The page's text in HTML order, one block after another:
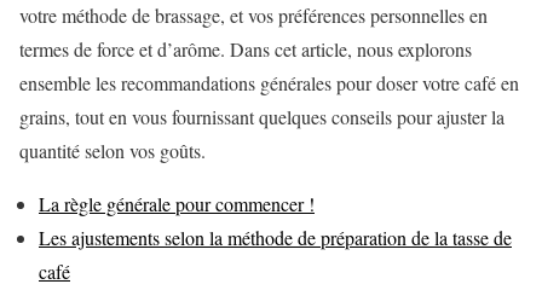
votre méthode de brassage, et vos préférences personnelles en
termes de force et d’arôme. Dans cet article, nous explorons
ensemble les recommandations générales pour doser votre café en
grains, tout en vous fournissant quelques conseils pour ajuster la
quantité selon vos goûts.
La règle générale pour commencer !
Les ajustements selon la méthode de préparation de la tasse de
café